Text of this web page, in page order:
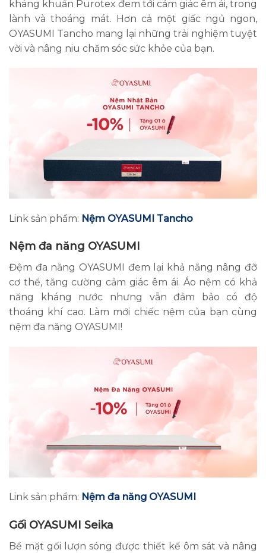
kháng khuẩn Purotex đem tới cảm giác êm ái, trong
lành và thoáng mát. Hơn cả một giấc ngủ ngon,
OYASUMI Tancho mang lại những trải nghiệm tuyệt
vời và nâng niu chăm sóc sức khỏe của bạn.
Link sản phẩm: Nệm OYASUMI Tancho
Nệm đa năng OYASUMI
Đệm đa năng OYASUMI đem lại khả năng nâng đỡ
cơ thể, tăng cường cảm giác êm ái. Áo nệm có khả
năng kháng nước nhưng vẫn đảm bảo có độ
thoáng khí cao. Làm mới chiếc nệm của bạn cùng
nệm đa năng OYASUMI!
Link sản phẩm: Nệm đa năng OYASUMI
Gối OYASUMI Seika
Bề mặt gối lượn sóng được thiết kế ôm sát và nâng